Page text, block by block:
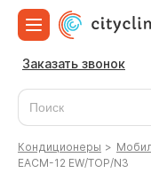
Заказать звонок
Кондиционеры >
EACM-12 EW/TOP/N3